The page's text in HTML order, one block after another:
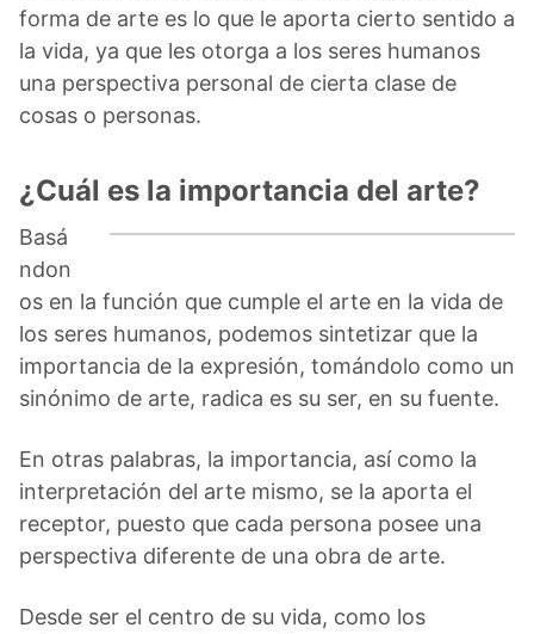
forma de arte es lo que le aporta cierto sentido a
la vida, ya que les otorga a los seres humanos
una perspectiva personal de cierta clase de
cosas o personas.
¿Cuál es la importancia del arte?
Basá
ndon
os en la función que cumple el arte en la vida de
los seres humanos, podemos sintetizar que la
importancia de la expresión, tomándolo como un
sinónimo de arte, radica es su ser, en su fuente.
En otras palabras, la importancia, así como la
interpretación del arte mismo, se la aporta el
receptor, puesto que cada persona posee una
perspectiva diferente de una obra de arte.
Desde ser el centro de su vida, como los